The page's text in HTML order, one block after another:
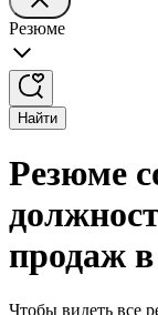
Резюме
Найти
Резюме
продаж
Чтобы видеть все